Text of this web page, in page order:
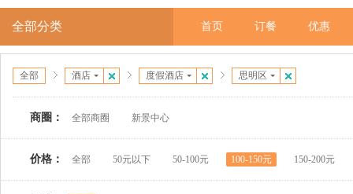
全部分类 首页 订餐 优惠
全部 酒店 度假酒店 思明区
商圈： 全部商圈 新景中心
价格： 全部 50元以下 50-100元 100-150元 150-200元